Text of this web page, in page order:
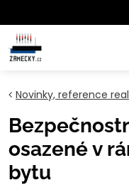
Novinky, reference
osazené v
bytu